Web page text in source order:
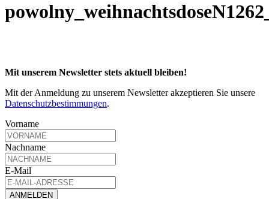
Mit unserem Newsletter stets aktuell bleiben!
Mit der Anmeldung zu unserem Newsletter akzeptieren Sie unsere
Datenschutzbestimmungen.
Vorname
Nachname
E-Mail